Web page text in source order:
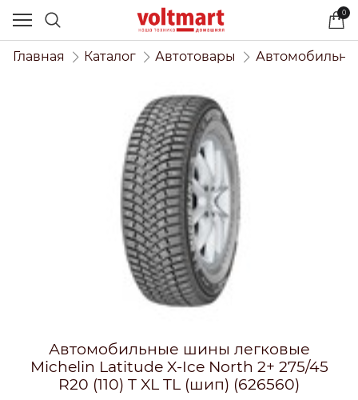
0
Главная Каталог Автотовары
Автомобильные шины легковые
Michelin Latitude X-Ice North 2+ 275/45
R20 (110) T XL TL (шип) (626560)